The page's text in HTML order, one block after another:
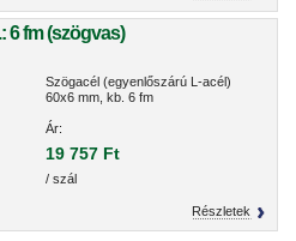
6 fm (szögvas)
Szögacél (egyenlőszárú L-acél)
60x6 mm, kb. 6 fm
Ár:
19 757 Ft
/ szál
Részletek